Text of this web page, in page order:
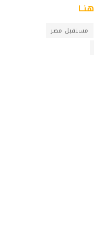
هنــا
مستقبل مصر